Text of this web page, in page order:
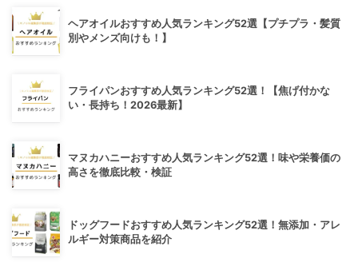
ヘアオイルおすすめ人気ランキング52選【プチプラ・髪質
別やメンズ向けも！】
フライパンおすすめ人気ランキング52選！【焦げ付かな
い・長持ち！2026最新】
マヌカハニーおすすめ人気ランキング52選！味や栄養価の
高さを徹底比較・検証
ドッグフードおすすめ人気ランキング52選！無添加・アレ
ルギー対策商品を紹介